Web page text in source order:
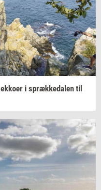
ek­ko­er i spræk­ke­da­len til